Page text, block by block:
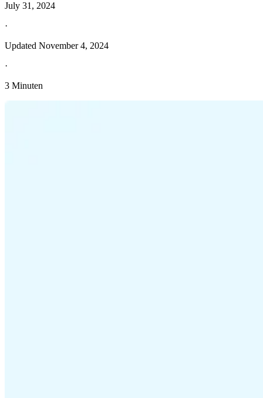
July 31, 2024
·
Updated November 4, 2024
·
3 Minuten